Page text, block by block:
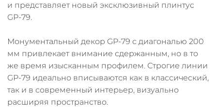
и представляет новый эксклюзивный плинтус
GP-79.
Монументальный декор GP-79 с диагональю 200
мм привлекает внимание сдержанным, но в то
же время изысканным профилем. Строгие линии
GP-79 идеально вписываются как в классический,
так и в современный интерьер, визуально
расширяя пространство.